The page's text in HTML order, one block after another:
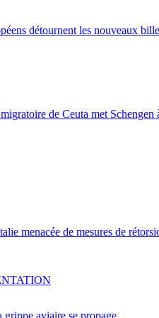
détournent les nouveaux
de Ceuta met Schengen
menacée de mesures de
grippe aviaire se propage